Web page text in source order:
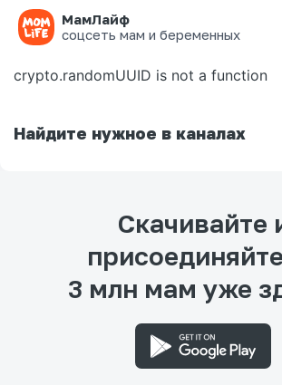
МамЛайф
соцсеть мам и беременных
Ошибка на странице
crypto.randomUUID is not a function
Найдите нужное в каналах
Скачивайте
3 млн мам уже